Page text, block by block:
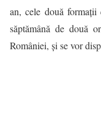
an, cele două
săptămână de două
României, şi se vor